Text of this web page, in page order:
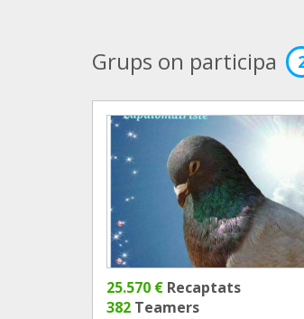
Grups on participa
25.570 € Recaptats
382 Teamers